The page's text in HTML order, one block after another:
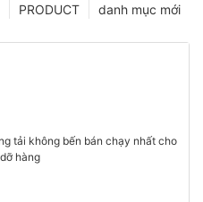
danh mục mới
PRODUCT